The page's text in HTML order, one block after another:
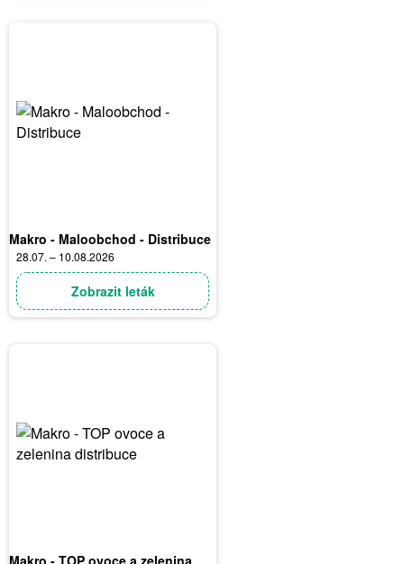
Makro - Maloobchod - Distribuce
28.07. – 10.08.2026
Zobrazit leták
Makro - TOP ovoce a zelenina